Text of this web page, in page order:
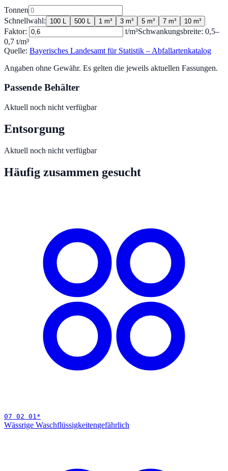
Tonnen
Schnellwahl:
100 L 500 L 1 m³ 3 m³ 5 m³ 7 m³ 10 m³
Faktor: t/m³Schwankungsbreite: 0,5–
0,7 t/m³
Quelle: Bayerisches Landesamt für Statistik – Abfallartenkatalog
Angaben ohne Gewähr. Es gelten die jeweils aktuellen Fassungen.
Passende Behälter
Aktuell noch nicht verfügbar
Entsorgung
Aktuell noch nicht verfügbar
Häufig zusammen gesucht
07 02 01 *
Wässrige Waschflüssigkeitengefährlich